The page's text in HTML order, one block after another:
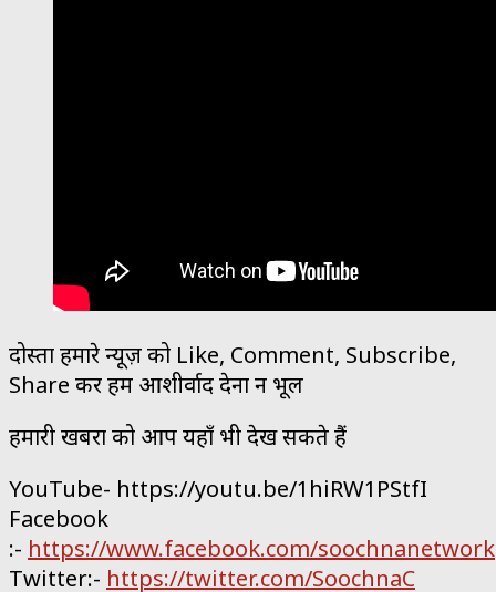
दोस्तों हमारे न्यूज़ को Like, Comment, Subscribe,
Share कर हमें आशीर्वाद देना न भूलें
हमारी खबरों को आप यहाँ भी देख सकते हैं
YouTube- https://youtu.be/1hiRW1PStfI
Facebook
:- https://www.facebook.com/soochnanetwork
Twitter:- https://twitter.com/SoochnaC